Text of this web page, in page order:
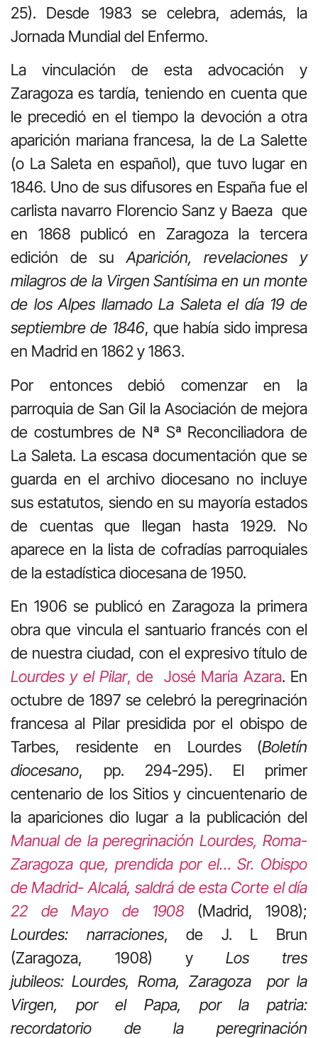
25). Desde 1983 se celebra, además, la
Jornada Mundial del Enfermo.
La vinculación de esta advocación y
Zaragoza es tardía, teniendo en cuenta que
le precedió en el tiempo la devoción a otra
aparición mariana francesa, la de La Salette
(o La Saleta en español), que tuvo lugar en
1846. Uno de sus difusores en España fue el
carlista navarro Florencio Sanz y Baeza que
en 1868 publicó en Zaragoza la tercera
edición de suAparición, revelaciones y
milagros de la Virgen Santísima en un monte
de los Alpes llamado La Saleta el día 19 de
septiembre de 1846, que había sido impresa
en Madrid en 1862 y 1863.
Por entonces debió comenzar en la
parroquia de San Gil la Asociación de mejora
de costumbres de Nª Sª Reconciliadora de
La Saleta. La escasa documentación que se
guarda en el archivo diocesano no incluye
sus estatutos, siendo en su mayoría estados
de cuentas que llegan hasta 1929. No
aparece en la lista de cofradías parroquiales
de la estadística diocesana de 1950.
En 1906 se publicó en Zaragoza la primera
obra que vincula el santuario francés con el
de nuestra ciudad, con el expresivo título de
Lourdes y el Pilar, de José María Azara. En
octubre de 1897 se celebró la peregrinación
francesa al Pilar presidida por el obispo de
Tarbes, residente en Lourdes (Boletín
diocesano, pp. 294-295). El primer
centenario de los Sitios y cincuentenario de
la apariciones dio lugar a la publicación del
Manual de la peregrinación Lourdes, Roma-
Zaragoza que, prendida por el… Sr. Obispo
de Madrid- Alcalá, saldrá de esta Corte el día
22 de Mayo de 1908 (Madrid, 1908);
Lourdes: narraciones, de J. L Brun
(Zaragoza, 1908) y Los tres
jubileos: Lourdes, Roma, Zaragoza por la
Virgen, por el Papa, por la patria:
recordatorio de la peregrinación